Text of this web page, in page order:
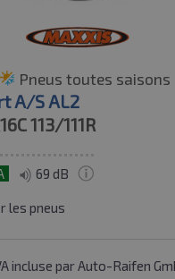
Pneus toutes saisons
A/S AL2
113/111R
69 dB
les pneus
incluse par Auto-Raifen